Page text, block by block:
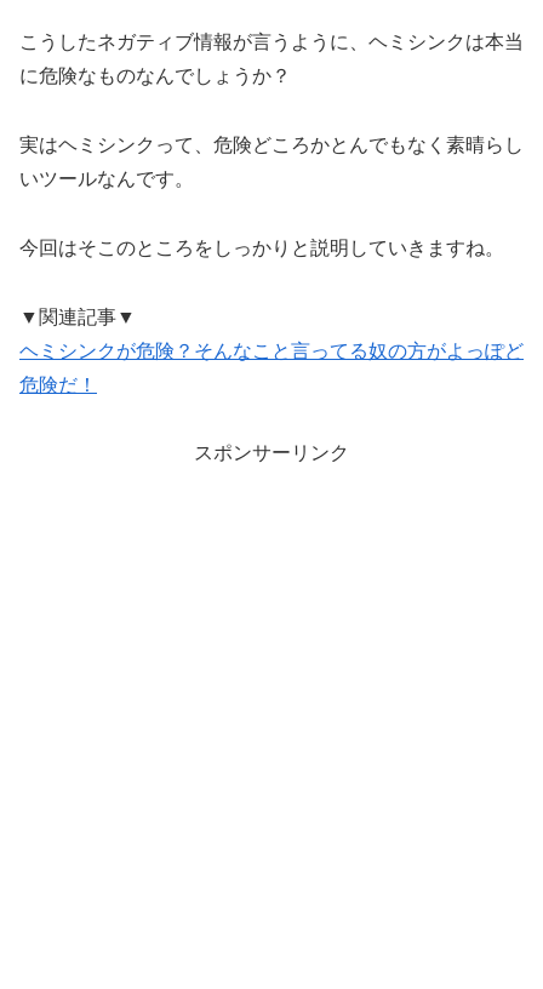
こうしたネガティブ情報が言うように、ヘミシンクは本当
に危険なものなんでしょうか？
実はヘミシンクって、危険どころかとんでもなく素晴らし
いツールなんです。
今回はそこのところをしっかりと説明していきますね。
▼関連記事▼
ヘミシンクが危険？そんなこと言ってる奴の方がよっぽど
危険だ！
スポンサーリンク